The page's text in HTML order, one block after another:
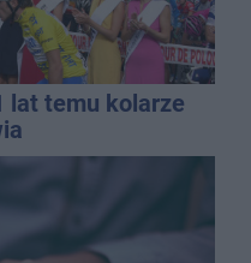
lat temu kolarze